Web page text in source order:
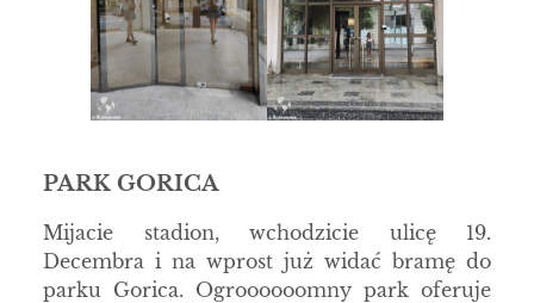
PARK GORICA
Mijacie stadion, wchodzicie ulicę 19.
Decembra i na wprost już widać bramę do
parku Gorica. Ogroooooomny park oferuje